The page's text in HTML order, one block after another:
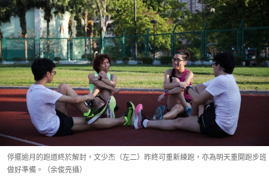
停擺逾月的跑道終於解封，文少杰（左二）昨終可重新練跑，亦為明天重開跑步班
做好準備。（余俊亮攝）